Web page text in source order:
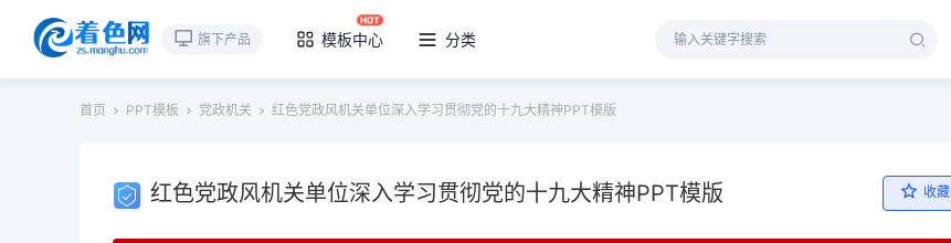
旗下产品 模板中心 分类
首页 PPT模板 党政机关 红色党政风机关单位深入学习贯彻党的十九大精神PPT模版
红色党政风机关单位深入学习贯彻党的十九大精神PPT模版 收藏